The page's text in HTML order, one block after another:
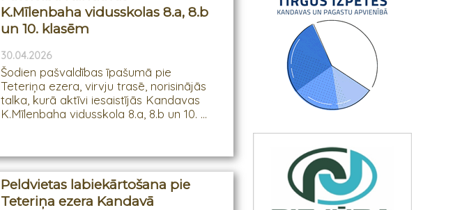
K.Mīlenbaha vidusskolas 8.a, 8.b
un 10. klasēm
30.04.2026
Šodien pašvaldības īpašumā pie
Teteriņa ezera, virvju trasē, norisinājās
talka, kurā aktīvi iesaistījās Kandavas
K.Mīlenbaha vidusskola 8.a, 8.b un 10. ...
Peldvietas labiekārtošana pie
Teteriņa ezera Kandavā